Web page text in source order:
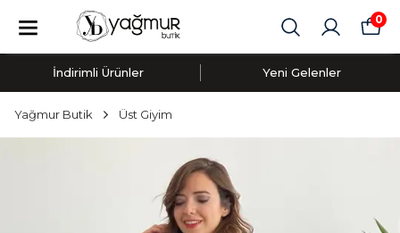
0
İndirimli Ürünler Yeni Gelenler
Yağmur Butik Üst Giyim